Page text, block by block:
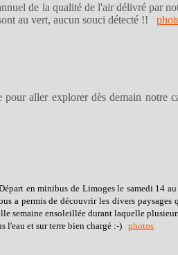
de la qualité de l'air délivré par
au vert, aucun souci détecté !!
aller explorer dès demain notre
en minibus de Limoges le samedi 14
a permis de découvrir les divers paysages
semaine ensoleillée durant laquelle
l'eau et sur terre bien chargé :-) photos